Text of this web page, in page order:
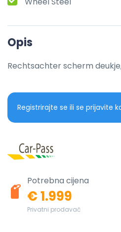
Opis
Rechtsachter scherm
Registrirajte se ili se prijavite
Potrebna cijena
€ 1.999
Privatni prodavač